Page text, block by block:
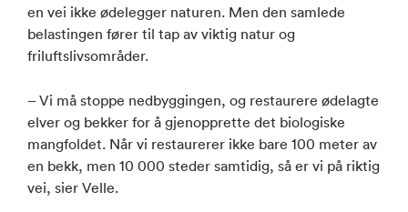
en vei ikke ødelegger naturen. Men den samlede
belastingen fører til tap av viktig natur og
friluftslivsområder.
– Vi må stoppe nedbyggingen, og restaurere ødelagte
elver og bekker for å gjenopprette det biologiske
mangfoldet. Når vi restaurerer ikke bare 100 meter av
en bekk, men 10 000 steder samtidig, så er vi på riktig
vei, sier Velle.